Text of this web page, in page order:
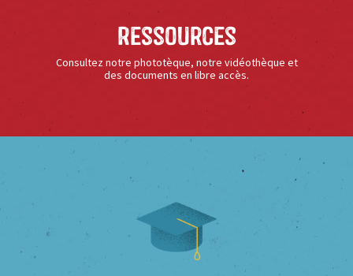
Ressources
Consultez notre phototèque, notre vidéothèque et
des documents en libre accès.